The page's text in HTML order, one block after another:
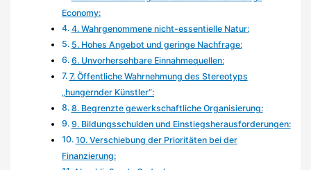
Economy:
4. Wahrgenommene nicht-essentielle Natur:
5. Hohes Angebot und geringe Nachfrage:
6. Unvorhersehbare Einnahmequellen:
7. Öffentliche Wahrnehmung des Stereotyps
„hungernder Künstler“:
8. Begrenzte gewerkschaftliche Organisierung:
9. Bildungsschulden und Einstiegsherausforderungen:
10. Verschiebung der Prioritäten bei der
Finanzierung: